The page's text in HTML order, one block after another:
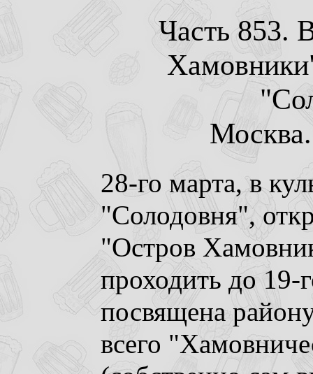
Часть 853.
28-го марта, в
"Солодовня",
"Остров
проходить до 19-
посвящена
всего